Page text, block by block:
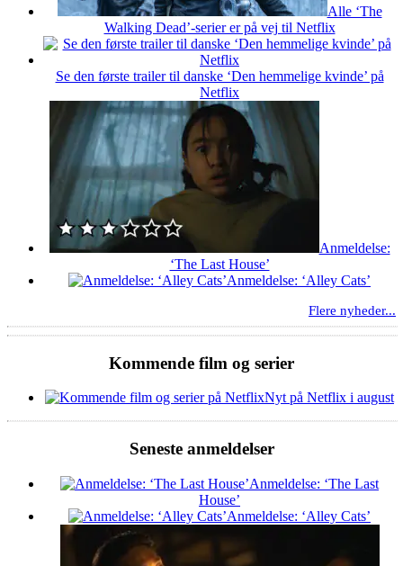
Alle ‘The
Walking Dead’-serier er på vej til Netflix
Se den første trailer til danske ‘Den hemmelige kvinde’ på
Netflix
Anmeldelse:
‘The Last House’
Anmeldelse: ‘Alley Cats’
Flere nyheder...
Kommende film og serier
Nyt på Netflix i august
Seneste anmeldelser
Anmeldelse: ‘The Last
House’
Anmeldelse: ‘Alley Cats’